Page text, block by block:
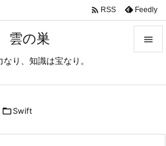
雲の巣
り、知識は宝なり。

 RSS Feedly
Swift